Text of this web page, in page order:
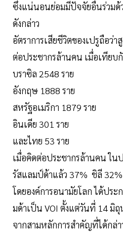
ซึ่งแน่นอนย่อมมีปัจจัยอื่นร่วมด้
ดังกล่าว
อัตราการเสียชีวิตของเปรูถือว่
ต่อประชากรล้านคน เมื่อเทียบ
บราซิล 2548 ราย
อังกฤษ 1888 ราย
สหรัฐอเมริกา 1879 ราย
อินเดีย 301 ราย
และไทย 53 ราย
เมื่อคิดต่อประชากรล้านคน ใน
รัสแลมป์ด้าแล้ว 37% ชิลี 32%
โดยองค์การอนามัยโลก ได้ปร
มด้าเป็น VOI ตั้งแต่วันที่ 14 มิ
จากสามหลักการสำคัญที่ได้กล่